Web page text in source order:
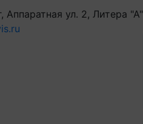
Аппаратная ул. 2, Литера "А"